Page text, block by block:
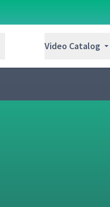
Video Catalog